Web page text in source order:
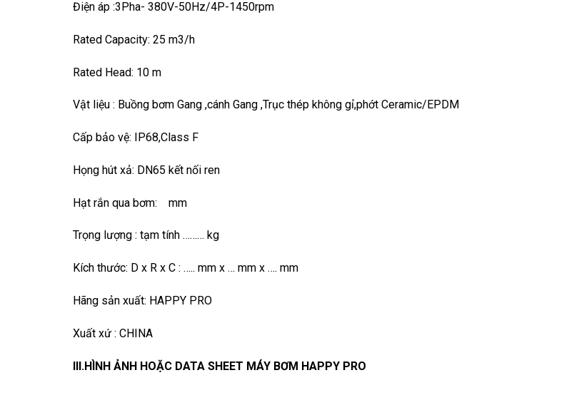
Điện áp :3Pha- 380V-50Hz/4P-1450rpm
Rated Capacity: 25 m3/h
Rated Head: 10 m
Vật liệu : Buồng bơm Gang ,cánh Gang ,Trục thép không gỉ,phớt Ceramic/EPDM
Cấp bảo vệ: IP68,Class F
Họng hút xả: DN65 kết nối ren
Hạt rắn qua bơm: mm
Trọng lượng : tạm tính ……… kg
Kích thước: D x R x C : ….. mm x … mm x …. mm
Hãng sản xuất: HAPPY PRO
Xuất xứ : CHINA
III.HÌNH ẢNH HOẶC DATA SHEET MÁY BƠM HAPPY PRO